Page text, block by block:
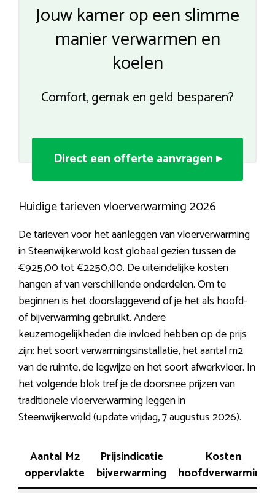
Jouw kamer op een slimme
manier verwarmen en
koelen
Comfort, gemak en geld besparen?
Direct een offerte aanvragen ▸
Huidige tarieven vloerverwarming 2026
De tarieven voor het aanleggen van vloerverwarming
in Steenwijkerwold kost globaal gezien tussen de
€925,00 tot €2250,00. De uiteindelijke kosten
hangen af van verschillende onderdelen. Om te
beginnen is het doorslaggevend of je het als hoofd-
of bijverwarming gebruikt. Andere
keuzemogelijkheden die invloed hebben op de prijs
zijn: het soort verwarmingsinstallatie, het aantal m2
van de ruimte, de legwijze en het soort afwerkvloer. In
het volgende blok tref je de doorsnee prijzen van
traditionele vloerverwarming leggen in
Steenwijkerwold (update vrijdag, 7 augustus 2026).
Aantal M2
oppervlakte
Prijsindicatie
bijverwarming
Kosten
hoofdverwarming